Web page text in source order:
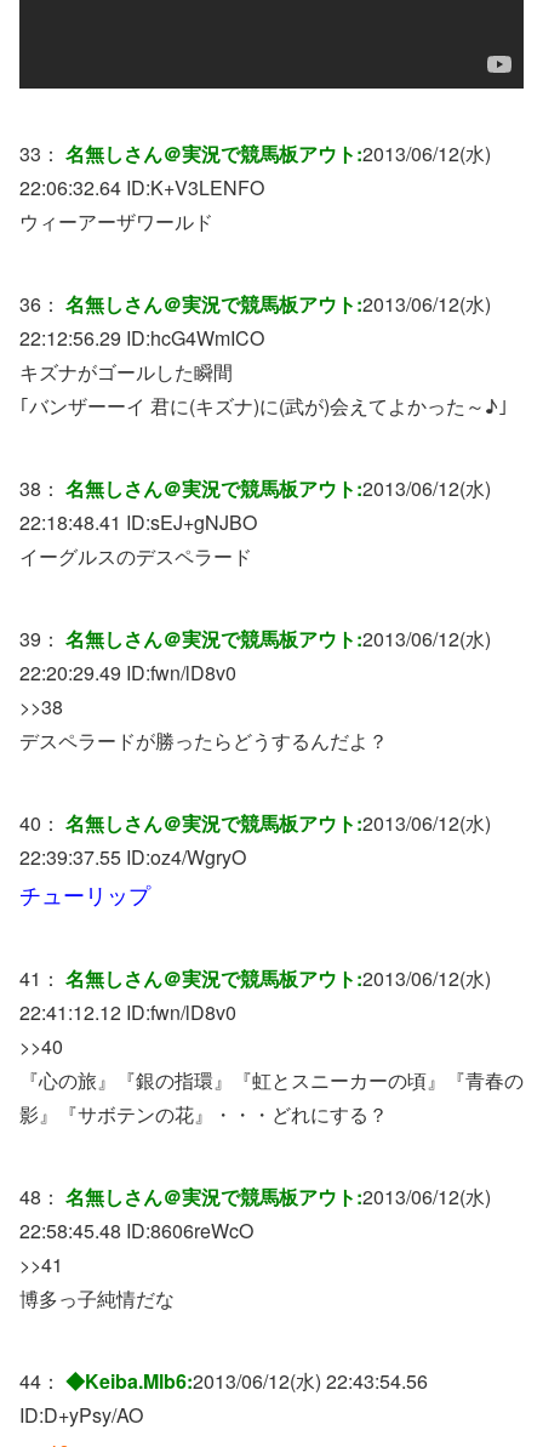
33： 名無しさん＠実況で競馬板アウト:2013/06/12(水)
22:06:32.64 ID:K+V3LENFO
ウィーアーザワールド
36： 名無しさん＠実況で競馬板アウト:2013/06/12(水)
22:12:56.29 ID:hcG4WmICO
キズナがゴールした瞬間
｢バンザーーイ 君に(キズナ)に(武が)会えてよかった～♪｣
38： 名無しさん＠実況で競馬板アウト:2013/06/12(水)
22:18:48.41 ID:sEJ+gNJBO
イーグルスのデスペラード
39： 名無しさん＠実況で競馬板アウト:2013/06/12(水)
22:20:29.49 ID:fwn/lD8v0
>>38
デスペラードが勝ったらどうするんだよ？
40： 名無しさん＠実況で競馬板アウト:2013/06/12(水)
22:39:37.55 ID:oz4/WgryO
チューリップ
41： 名無しさん＠実況で競馬板アウト:2013/06/12(水)
22:41:12.12 ID:fwn/lD8v0
>>40
『心の旅』『銀の指環』『虹とスニーカーの頃』『青春の
影』『サボテンの花』・・・どれにする？
48： 名無しさん＠実況で競馬板アウト:2013/06/12(水)
22:58:45.48 ID:8606reWcO
>>41
博多っ子純情だな
44： ◆Keiba.Mlb6:2013/06/12(水) 22:43:54.56
ID:D+yPsy/AO